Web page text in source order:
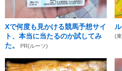
Xで何度も見かける競馬予想サイ
ト、本当に当たるのか試してみ
た。
PR(ルーツ)
(